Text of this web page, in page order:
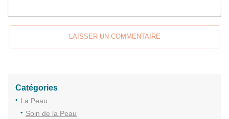
Catégories
La Peau
Soin de la Peau